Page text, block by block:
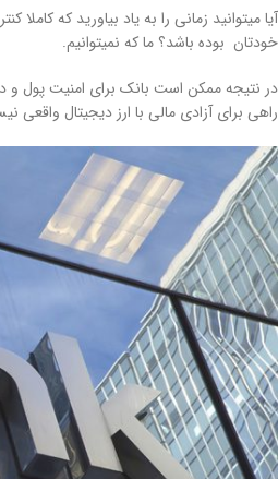
آیا میتوانید زمانی را به یاد بیاورید که
خودتان بوده باشد؟ ما که نمیتوانیم.
در نتیجه ممکن است بانک برای امنیت پول و
راهی برای آزادی مالی با ارز دیجیتال واقعی